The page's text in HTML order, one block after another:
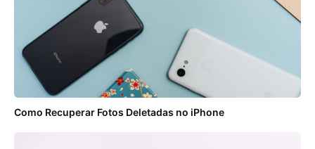
Como Recuperar Fotos Deletadas no iPhone